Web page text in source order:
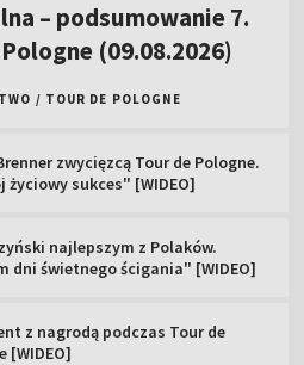
– podsumowanie 7.
(09.08.2026)
/ TOUR DE POLOGNE
zwycięzcą Tour de Pologne.
życiowy sukces" [WIDEO]
najlepszym z Polaków.
dni świetnego ścigania" [WIDEO]
z nagrodą podczas Tour de
[WIDEO]